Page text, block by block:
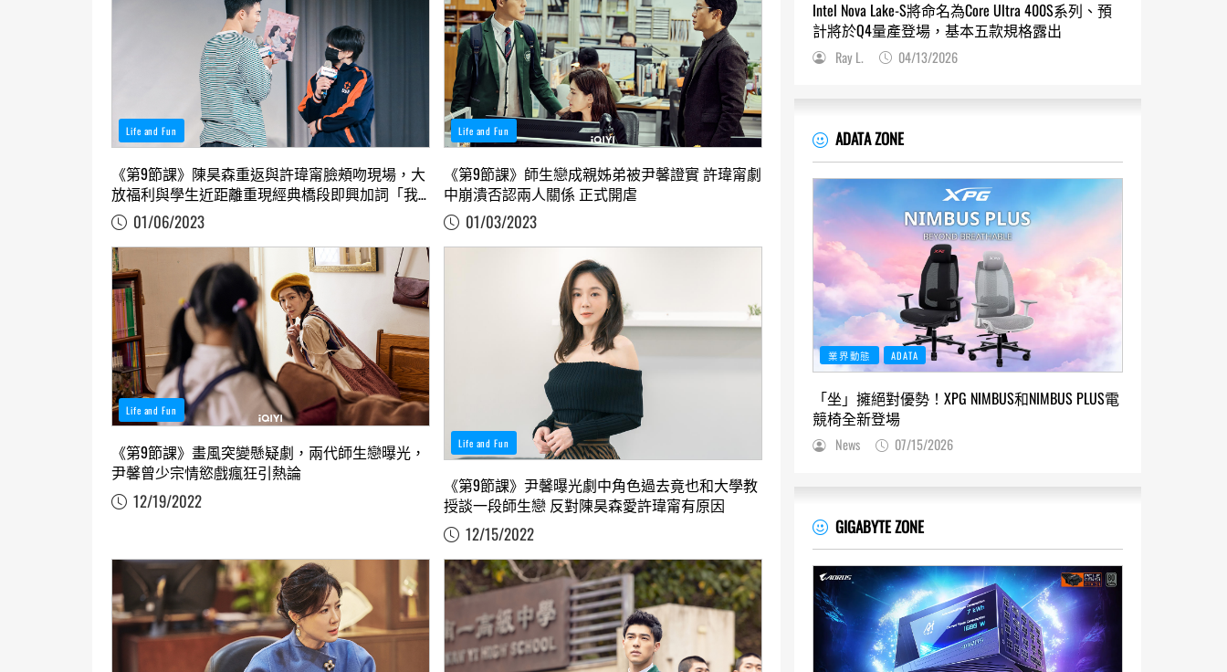
Life and Fun
《第9節課》陳昊森重返與許瑋甯臉頰吻現場，大
放福利與學生近距離重現經典橋段即興加詞「我
們去洞房吧」 引現場爆笑不斷
01/06/2023
Life and Fun
《第9節課》師生戀成親姊弟被尹馨證實 許瑋甯劇
中崩潰否認兩人關係 正式開虐
01/03/2023
Life and Fun
《第9節課》畫風突變懸疑劇，兩代師生戀曝光，
尹馨曾少宗情慾戲瘋狂引熱論
12/19/2022
Life and Fun
《第9節課》尹馨曝光劇中角色過去竟也和大學教
授談一段師生戀 反對陳昊森愛許瑋甯有原因
12/15/2022
Intel Nova Lake-S將命名為Core Ultra 400S系列、預
計將於Q4量產登場，基本五款規格露出
Ray L. 04/13/2026
ADATA ZONE
業界動態 ADATA
「坐」擁絕對優勢！XPG NIMBUS和NIMBUS PLUS電
競椅全新登場
News 07/15/2026
GIGABYTE ZONE